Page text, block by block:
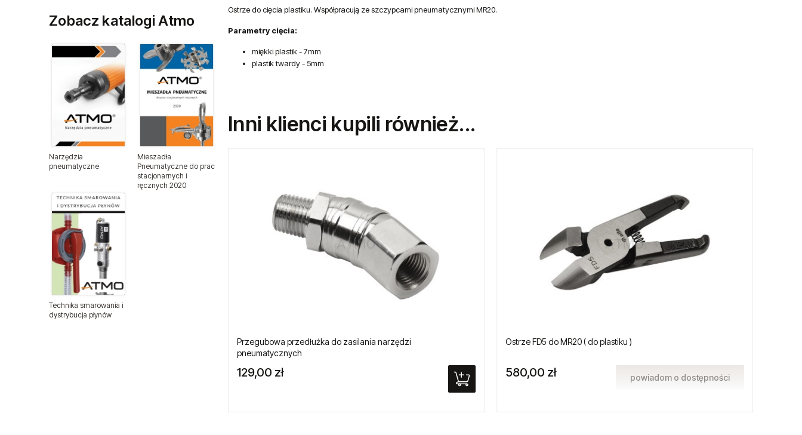
Pilnikarki pneumatyczne
Pneumatyczne klucze udarowe
Pneumatyczne klucze
zapadkowe
Pneumatyczne pisaki grawerskie
Pistolety lakiernicze
Pistolety lakiernicze BenBow
Pistolety natryskowe
Pistolety do pompowania kół
Pistolety do przedmuchiwania
Zobacz katalogi Atmo
Narzędzia
pneumatyczne
Mieszadła
Pneumatyczne do prac
stacjonarnych i
ręcznych 2020
Technika smarowania i
dystrybucja płynów
Cena nie zawiera ewentualnych kosztów
Ostrze do cięcia plastiku. Współpracują ze szczypcami pneumatycznymi MR20.
Parametry cięcia:
miękki plastik - 7mm
plastik twardy - 5mm
Inni klienci kupili również...
Przegubowa przedłużka do zasilania narzędzi
pneumatycznych
129,00 zł
Ostrze FD5 do MR20 ( do plastiku )
580,00 zł powiadom o dostępności